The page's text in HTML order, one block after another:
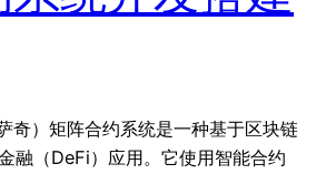
奇）矩阵合约系统是一种基于区块链
融（DeFi）应用。它使用智能合约